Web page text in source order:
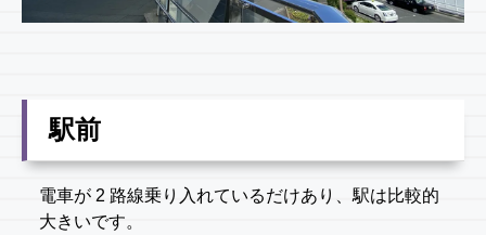
駅前
電車が 2 路線乗り入れているだけあり、駅は比較的
大きいです。